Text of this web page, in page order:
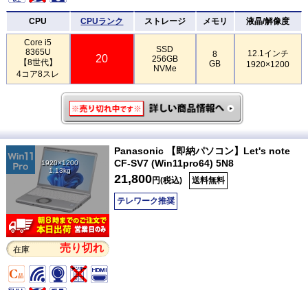
CPU CPUランク ストレージ メモリ 液晶/解像度
Core i5
8365U
【8世代】
4コア8スレ
20
SSD
256GB
NVMe
8
GB
12.1インチ
1920×1200
1920×1200
1.13kg
在庫 売り切れ
Panasonic 【即納パソコン】Let's note
CF-SV7 (Win11pro64) 5N8
21,800円(税込) 送料無料
テレワーク推奨